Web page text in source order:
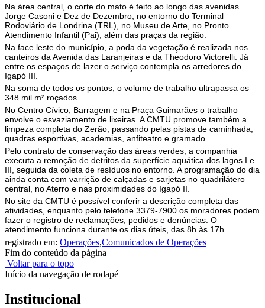
Na área central, o corte do mato é feito ao longo das avenidas
Jorge Casoni e Dez de Dezembro, no entorno do Terminal
Rodoviário de Londrina (TRL), no Museu de Arte, no Pronto
Atendimento Infantil (Pai), além das praças da região.
Na face leste do município, a poda da vegetação é realizada nos
canteiros da Avenida das Laranjeiras e da Theodoro Victorelli. Já
entre os espaços de lazer o serviço contempla os arredores do
Igapó III.
Na soma de todos os pontos, o volume de trabalho ultrapassa os
348 mil m² roçados.
No Centro Cívico, Barragem e na Praça Guimarães o trabalho
envolve o esvaziamento de lixeiras. A CMTU promove também a
limpeza completa do Zerão, passando pelas pistas de caminhada,
quadras esportivas, academias, anfiteatro e gramado.
Pelo contrato de conservação das áreas verdes, a companhia
executa a remoção de detritos da superfície aquática dos lagos I e
III, seguida da coleta de resíduos no entorno. A programação do dia
ainda conta com varrição de calçadas e sarjetas no quadrilátero
central, no Aterro e nas proximidades do Igapó II.
No site da CMTU é possível conferir a descrição completa das
atividades, enquanto pelo telefone 3379-7900 os moradores podem
fazer o registro de reclamações, pedidos e denúncias. O
atendimento funciona durante os dias úteis, das 8h às 17h.
registrado em: Operações,Comunicados de Operações
Fim do conteúdo da página
Voltar para o topo
Início da navegação de rodapé
Institucional